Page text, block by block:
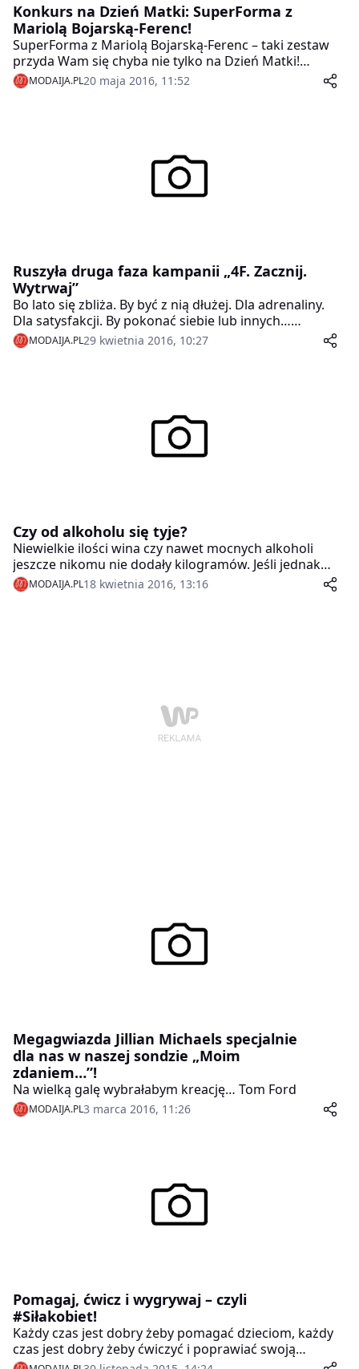
Konkurs na Dzień Matki: SuperForma z
Mariolą Bojarską-Ferenc!
SuperForma z Mariolą Bojarską-Ferenc – taki zestaw
przyda Wam się chyba nie tylko na Dzień Matki!
Zdrowy, aktywny styl życia, a przy tym spora doza
rozrywki dla każdego! To nowatorski projekt
MODAIJA.PL20 maja 2016, 11:52
Ruszyła druga faza kampanii „4F. Zacznij.
Wytrwaj”
Bo lato się zbliża. By być z nią dłużej. Dla adrenaliny.
Dla satysfakcji. By pokonać siebie lub innych…
Powodów jest wiele, a każdy z nich jest dobry, by
ćwiczyć… Pod takim hasłem ruszyła właśnie druga faza
MODAIJA.PL29 kwietnia 2016, 10:27
Czy od alkoholu się tyje?
Niewielkie ilości wina czy nawet mocnych alkoholi
jeszcze nikomu nie dodały kilogramów. Jeśli jednak
zaczynasz spożywać alkohol często, to musisz się
liczyć z konsekwencjami, bo znajdujące się kalorie w
MODAIJA.PL18 kwietnia 2016, 13:16
Megagwiazda Jillian Michaels specjalnie
dla nas w naszej sondzie „Moim
zdaniem…”!
Na wielką galę wybrałabym kreację… Tom Ford
MODAIJA.PL3 marca 2016, 11:26
Pomagaj, ćwicz i wygrywaj – czyli
#Siłakobiet!
Każdy czas jest dobry żeby pomagać dzieciom, każdy
czas jest dobry żeby ćwiczyć i poprawiać swoją
kondycję. W grudniu możeszpołączyć obie te rzeczy na